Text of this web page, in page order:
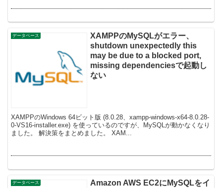
データベース
XAMPPのMySQLがエラー、
shutdown unexpectedly this
may be due to a blocked port,
missing dependenciesで起動し
ない
XAMPPのWindows 64ビット版 (8.0.28、xampp-windows-x64-8.0.28-
0-VS16-installer.exe) を使っているのですが、MySQLが動かなくなり
ました。 解決策をまとめました。 XAM...
データベース
Amazon AWS EC2にMySQLをイ